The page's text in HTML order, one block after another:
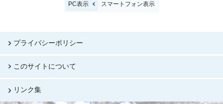
PC表示 スマートフォン表示
プライバシーポリシー
このサイトについて
リンク集